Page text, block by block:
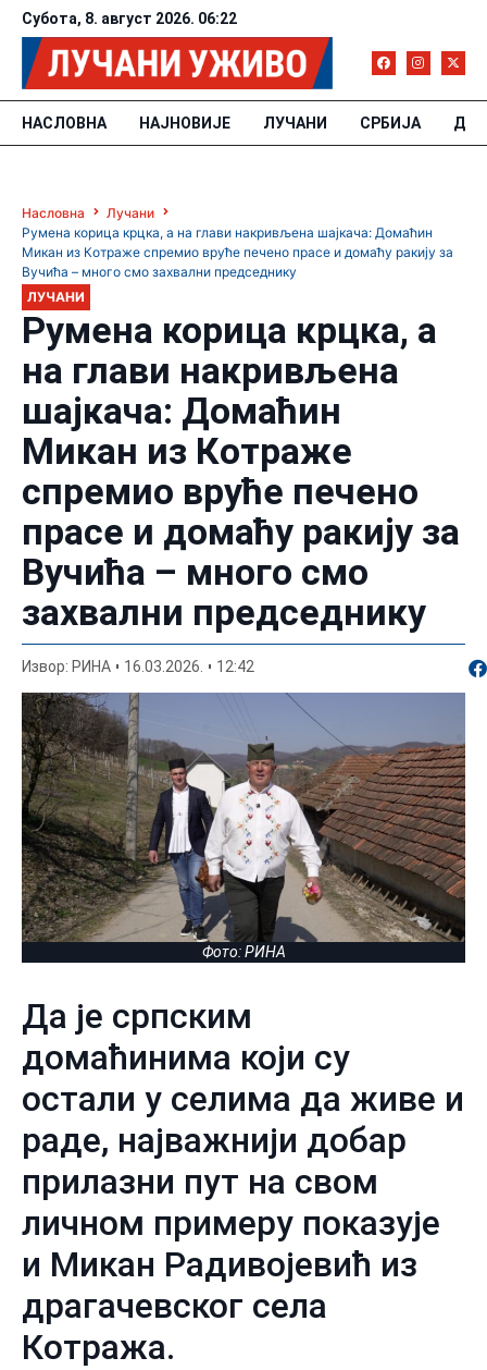
Субота, 8. август 2026. 06:22
НАСЛОВНА НАЈНОВИЈЕ ЛУЧАНИ СРБИЈА
Насловна
Лучани
Румена корица крцка, а на глави накривљена шајкача: Домаћин
Микан из Котраже спремио вруће печено прасе и домаћу ракију за
Вучића – много смо захвални председнику
ЛУЧАНИ
Румена корица крцка, а
на глави накривљена
шајкача: Домаћин
Микан из Котраже
спремио вруће печено
прасе и домаћу ракију за
Вучића – много смо
захвални председнику
Извор: РИНА 16.03.2026. 12:42
Фото: РИНА
Да је српским
домаћинима који су
остали у селима да живе и
раде, најважнији добар
прилазни пут на свом
личном примеру показује
и Микан Радивојевић из
драгачевског села
Котража.